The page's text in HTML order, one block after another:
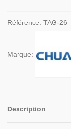
Référence: TAG-26
Marque:
Description